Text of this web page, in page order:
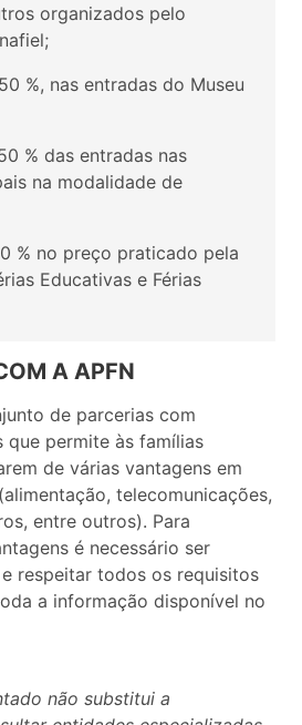
organizados pelo
%, nas entradas do Museu
% das entradas nas
na modalidade de
% no preço praticado pela
Educativas e Férias
A APFN
de parcerias com
que permite às famílias
de várias vantagens em
telecomunicações,
entre outros). Para
é necessário ser
respeitar todos os requisitos
a informação disponível no
não substitui a